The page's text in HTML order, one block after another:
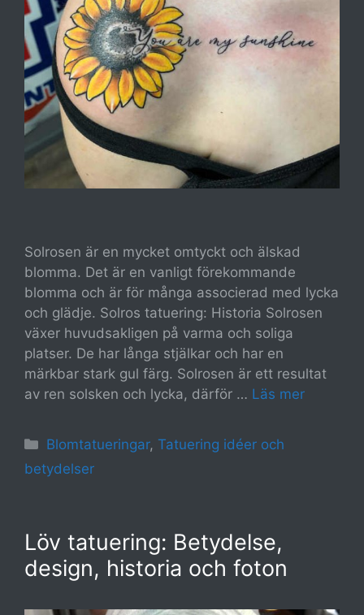
Solrosen är en mycket omtyckt och älskad
blomma. Det är en vanligt förekommande
blomma och är för många associerad med lycka
och glädje. Solros tatuering: Historia Solrosen
växer huvudsakligen på varma och soliga
platser. De har långa stjälkar och har en
märkbar stark gul färg. Solrosen är ett resultat
av ren solsken och lycka, därför … Läs mer
Kategorier
Blomtatueringar, Tatuering idéer och
betydelser
Löv tatuering: Betydelse,
design, historia och foton